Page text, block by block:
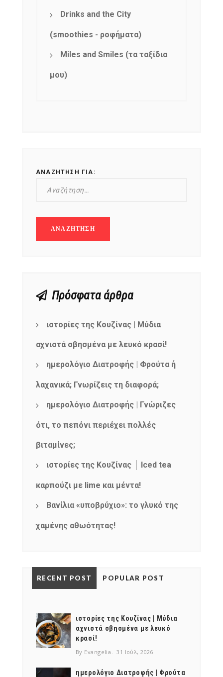
Drinks and the City
(smoothies - ροφήματα)
Miles and Smiles (τα ταξίδια
μου)
ΑΝΑΖΉΤΗΣΗ ΓΙΑ:
Πρόσφατα άρθρα
ιστορίες της Κουζίνας | Μύδια
αχνιστά σβησμένα με λευκό κρασί!
ημερολόγιο Διατροφής | Φρούτα ή
λαχανικά; Γνωρίζεις τη διαφορά;
ημερολόγιο Διατροφής | Γνώριζες
ότι, το πεπόνι περιέχει πολλές
βιταμίνες;
ιστορίες της Κουζίνας │ Iced tea
καρπούζι με lime και μέντα!
Βανίλια «υποβρύχιο»: το γλυκό της
χαμένης αθωότητας!
RECENT POST POPULAR POST
ιστορίες της Κουζίνας | Μύδια
αχνιστά σβησμένα με λευκό
κρασί!
By Evangelia 31 Ιούλ, 2026
ημερολόγιο Διατροφής | Φρούτα